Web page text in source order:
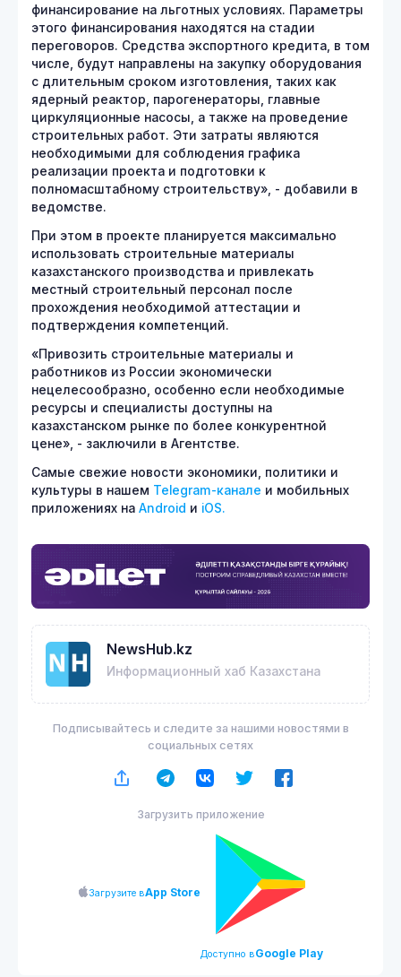
финансирование на льготных условиях. Параметры
этого финансирования находятся на стадии
переговоров. Средства экспортного кредита, в том
числе, будут направлены на закупку оборудования
с длительным сроком изготовления, таких как
ядерный реактор, парогенераторы, главные
циркуляционные насосы, а также на проведение
строительных работ. Эти затраты являются
необходимыми для соблюдения графика
реализации проекта и подготовки к
полномасштабному строительству», - добавили в
ведомстве.
При этом в проекте планируется максимально
использовать строительные материалы
казахстанского производства и привлекать
местный строительный персонал после
прохождения необходимой аттестации и
подтверждения компетенций.
«Привозить строительные материалы и
работников из России экономически
нецелесообразно, особенно если необходимые
ресурсы и специалисты доступны на
казахстанском рынке по более конкурентной
цене», - заключили в Агентстве.
Самые свежие новости экономики, политики и
культуры в нашем Telegram-канале и мобильных
приложениях на Android и iOS.
NewsHub.kz
Информационный хаб Казахстана
Подписывайтесь и следите за нашими новостями в
социальных сетях
Загрузить приложение
Загрузите вApp Store
Доступно вGoogle Play